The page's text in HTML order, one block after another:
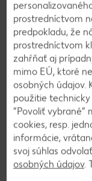
3
Hrušku
nakrájame na
osušíme a
4
Kašu naplníme
mätu a müsli.
prostredníctvom
predpokladu, že
prostredníctvom
zahŕňať aj
mimo EÚ, ktoré
osobných údajov.
použitie
“Povoliť
cookies, resp.
informácie,
svoj súhlas
osobných údajov.